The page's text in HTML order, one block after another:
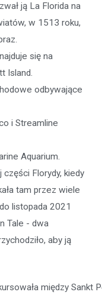
ją La Florida na
w 1513 roku,
się na
Island.
odbywające
i Streamline
Aquarium.
Florydy, kiedy
tam przez wiele
listopada 2021
Tale - dwa
aby ją
między Sankt